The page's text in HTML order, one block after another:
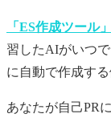
「ES作成ツール」
習したAIがいつ
に自動で作成す
あなたが自己PR